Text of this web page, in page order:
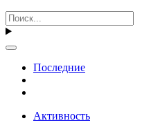
Последние
Активность